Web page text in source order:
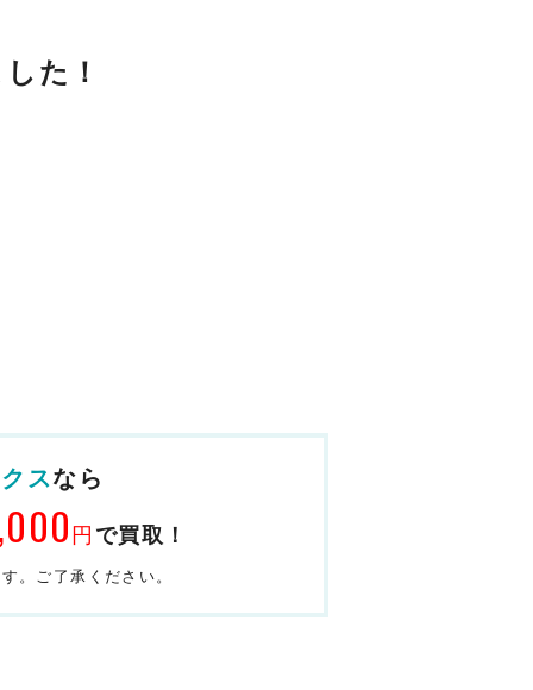
た！
スなら
円 で買取！
。ご了承ください。